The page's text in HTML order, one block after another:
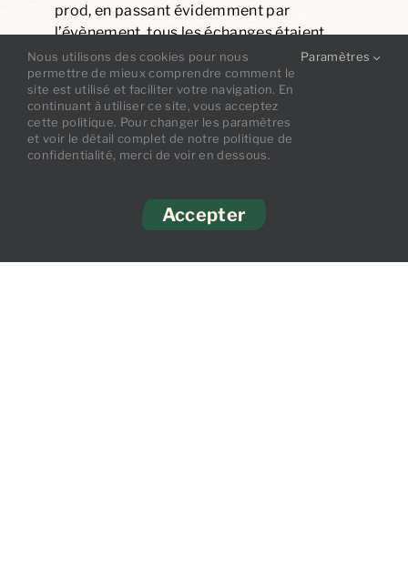
prod, en passant évidemment par
l’évènement, tous les échanges étaient
simples et efficaces. Les équipes sur place
étaient très professionnelles et
débrouillards. La sympathie de tous les
membres de l’équipe DAD que nous …
Nous utilisons des cookies pour nous
permettre de mieux comprendre comment le
site est utilisé et faciliter votre navigation. En
continuant à utiliser ce site, vous acceptez
cette politique. Pour changer les paramètres
et voir le détail complet de notre politique de
confidentialité, merci de voir en dessous.
Paramètres
Accepter